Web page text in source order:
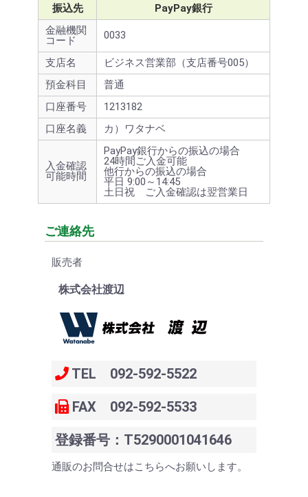
振込先
PayPay銀行
金融機関
コード
0033
支店名
ビジネス営業部（支店番号005）
預金科目
普通
口座番号
1213182
口座名義
カ）ワタナベ
入金確認
可能時間
PayPay銀行からの振込の場合
24時間ご入金可能
他行からの振込の場合
平日 9:00～14:45
土日祝 ご入金確認は翌営業日
ご連絡先
販売者
株式会社渡辺
TEL 092-592-5522
FAX 092-592-5533
登録番号：T5290001041646
通販のお問合せはこちらへお願いします。